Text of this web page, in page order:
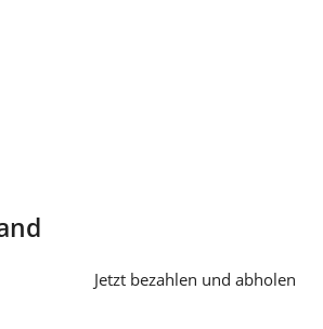
Jetzt bezahlen und abholen